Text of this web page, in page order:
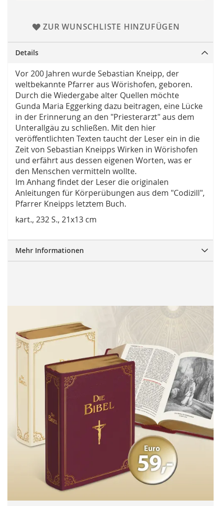
ZUR WUNSCHLISTE HINZUFÜGEN
Details
Vor 200 Jahren wurde Sebastian Kneipp, der
weltbekannte Pfarrer aus Wörishofen, geboren.
Durch die Wiedergabe alter Quellen möchte
Gunda Maria Eggerking dazu beitragen, eine Lücke
in der Erinnerung an den "Priesterarzt" aus dem
Unterallgäu zu schließen. Mit den hier
veröffentlichten Texten taucht der Leser ein in die
Zeit von Sebastian Kneipps Wirken in Wörishofen
und erfährt aus dessen eigenen Worten, was er
den Menschen vermitteln wollte.
Im Anhang findet der Leser die originalen
Anleitungen für Körperübungen aus dem "Codizill",
Pfarrer Kneipps letztem Buch.
kart., 232 S., 21x13 cm
Mehr Informationen